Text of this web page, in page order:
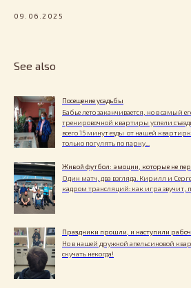
09.06.2025
See also
Посещение усадьбы
Бабье лето заканчивается, но в самый
тренировочной квартиры успели
всего 15 минут езды от нашей
только погулять по парку...
Живой футбол: эмоции, которые не
Один матч, два взгляда. Кирилл и
кадром трансляций: как игра звучит,
Праздники прошли, и наступили
Но в нашей дружной апельсиновой
скучать некогда!